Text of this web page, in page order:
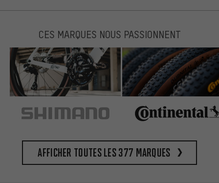
CES MARQUES NOUS PASSIONNENT
Afficher toutes les 377 marques